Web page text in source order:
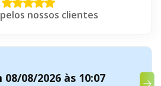
nossos clientes
08/2026 às 10:07